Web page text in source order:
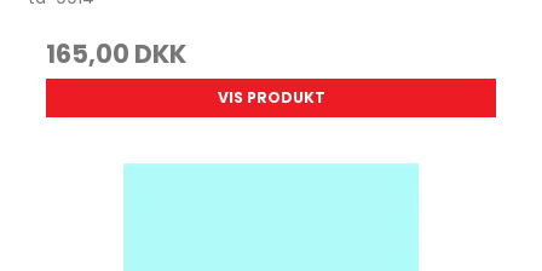
165,00 DKK
VIS PRODUKT